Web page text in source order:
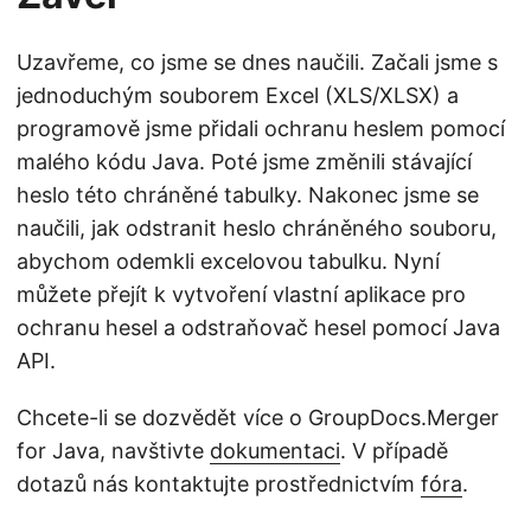
Uzavřeme, co jsme se dnes naučili. Začali jsme s
jednoduchým souborem Excel (XLS/XLSX) a
programově jsme přidali ochranu heslem pomocí
malého kódu Java. Poté jsme změnili stávající
heslo této chráněné tabulky. Nakonec jsme se
naučili, jak odstranit heslo chráněného souboru,
abychom odemkli excelovou tabulku. Nyní
můžete přejít k vytvoření vlastní aplikace pro
ochranu hesel a odstraňovač hesel pomocí Java
API.
Chcete-li se dozvědět více o GroupDocs.Merger
for Java, navštivte dokumentaci. V případě
dotazů nás kontaktujte prostřednictvím fóra.